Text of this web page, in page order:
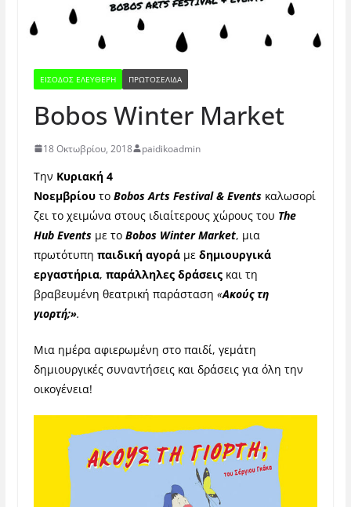
ΕΊΣΟΔΟΣ ΕΛΕΎΘΕΡΗ ΠΡΩΤΟΣΕΛΙΔΑ
Bobos Winter Market
18 Οκτωβρίου, 2018 paidikoadmin
Την Κυριακή 4
Νοεμβρίου το Bobos Arts Festival & Eventsκαλωσορί
ζει το χειμώνα στους ιδιαίτερους χώρους του The
Hub Eventsμε το Bobos Winter Market, μια
πρωτότυπη παιδική αγορά με δημιουργικά
εργαστήρια, παράλληλες δράσειςκαι τη
βραβευμένη θεατρική παράσταση «Ακούς τη
γιορτή;».
Μια ημέρα αφιερωμένη στο παιδί, γεμάτη
δημιουργικές συναντήσεις και δράσεις για όλη την
οικογένεια!